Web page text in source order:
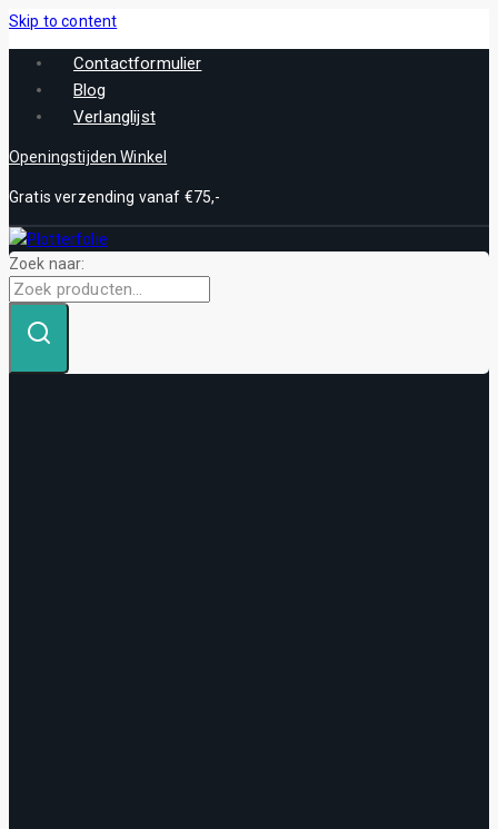
Skip to content
Contactformulier
Blog
Verlanglijst
Openingstijden Winkel
Gratis verzending vanaf €75,-
Zoek naar: